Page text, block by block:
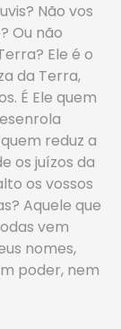
Não vos
Ou não
Ele é o
da Terra,
É Ele quem
reduz a
os juízos da
os vossos
Aquele que
vem
nomes,
poder, nem